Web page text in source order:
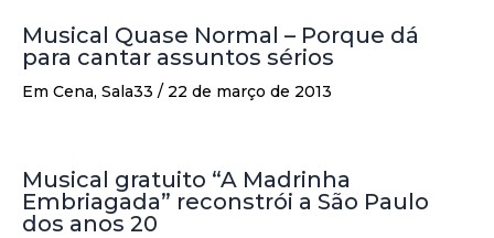
Musical Quase Normal – Porque dá
para cantar assuntos sérios
Em Cena, Sala33 / 22 de março de 2013
Musical gratuito “A Madrinha
Embriagada” reconstrói a São Paulo
dos anos 20